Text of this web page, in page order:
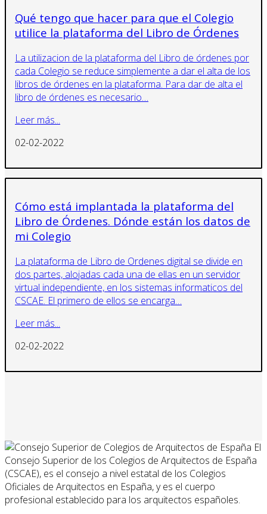
Qué tengo que hacer para que el Colegio
utilice la plataforma del Libro de Órdenes
La utilizacion de la plataforma del Libro de órdenes por
cada Colegio se reduce simplemente a dar el alta de los
libros de órdenes en la plataforma. Para dar de alta el
libro de órdenes es necesario…
Leer más...
02-02-2022
Cómo está implantada la plataforma del
Libro de Órdenes. Dónde están los datos de
mi Colegio
La plataforma de Libro de Ordenes digital se divide en
dos partes, alojadas cada una de ellas en un servidor
virtual independiente, en los sistemas informaticos del
CSCAE. El primero de ellos se encarga…
Leer más...
02-02-2022
El
Consejo Superior de los Colegios de Arquitectos de España
(CSCAE), es el consejo a nivel estatal de los Colegios
Oficiales de Arquitectos en España, y es el cuerpo
profesional establecido para los arquitectos españoles.